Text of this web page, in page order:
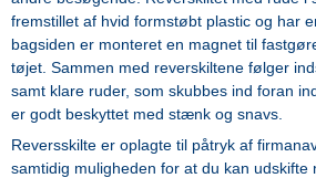
fremstillet af hvid formstøbt plastic og har
bagsiden er monteret en magnet til
tøjet. Sammen med reverskiltene følger
samt klare ruder, som skubbes ind foran
er godt beskyttet med stænk og snavs.
Reversskilte er oplagte til påtryk af
samtidig muligheden for at du kan udskifte